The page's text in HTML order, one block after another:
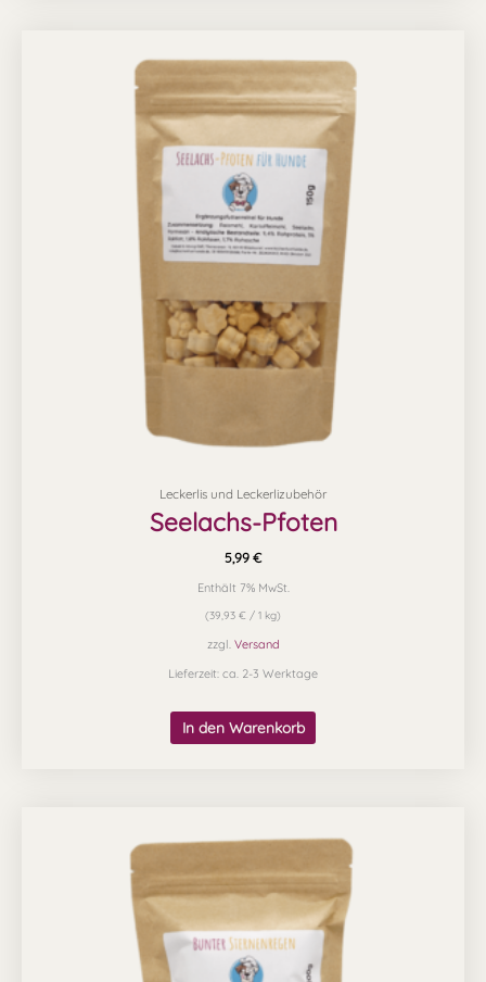
Leckerlis und Leckerlizubehör
Seelachs-Pfoten
5,99 €
Enthält 7% MwSt.
(39,93 € / 1 kg)
zzgl. Versand
Lieferzeit: ca. 2-3 Werktage
In den Warenkorb